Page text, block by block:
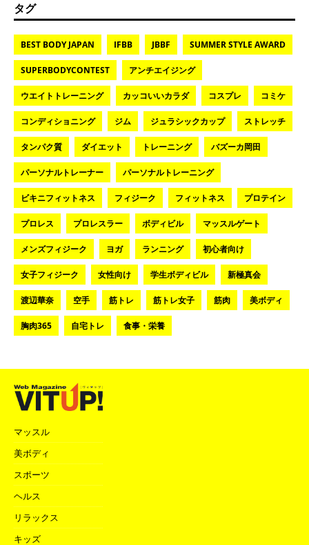
タグ
BEST BODY JAPAN IFBB JBBF SUMMER STYLE AWARD
SUPERBODYCONTEST アンチエイジング
ウエイトトレーニング カッコいいカラダ コスプレ コミケ
コンディショニング ジム ジュラシックカップ ストレッチ
タンパク質 ダイエット トレーニング バズーカ岡田
パーソナルトレーナー パーソナルトレーニング
ビキニフィットネス フィジーク フィットネス プロテイン
プロレス プロレスラー ボディビル マッスルゲート
メンズフィジーク ヨガ ランニング 初心者向け
女子フィジーク 女性向け 学生ボディビル 新極真会
渡辺華奈 空手 筋トレ 筋トレ女子 筋肉 美ボディ
胸肉365 自宅トレ 食事・栄養
マッスル
美ボディ
スポーツ
ヘルス
リラックス
キッズ